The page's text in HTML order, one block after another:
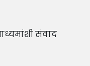
संवाद